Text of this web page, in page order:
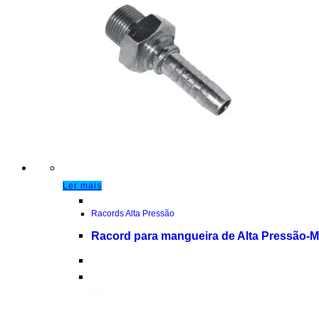
Ler mais
Racords Alta Pressão
Racord para mangueira de Alta Pressão-